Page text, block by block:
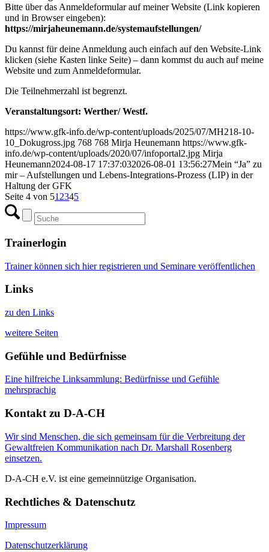
Bitte über das Anmeldeformular auf meiner Website (Link kopieren
und in Browser eingeben):
https://mirjaheunemann.de/systemaufstellungen/
Du kannst für deine Anmeldung auch einfach auf den Website-Link
klicken (siehe Kasten linke Seite) – dann kommst du auch auf meine
Website und zum Anmeldeformular.
Die Teilnehmerzahl ist begrenzt.
Veranstaltungsort: Werther/ Westf.
https://www.gfk-info.de/wp-content/uploads/2025/07/MH218-10-
10_Dokugross.jpg 768 768 Mirja Heunemann https://www.gfk-
info.de/wp-content/uploads/2020/07/infoportal2.jpg Mirja
Heunemann2024-08-17 17:37:032026-08-01 13:56:27Mein “Ja” zu
mir – Aufstellungen und Lebens-Integrations-Prozess (LIP) in der
Haltung der GFK
Seite 4 von 51 2345
Trainerlogin
Trainer können sich hier registrieren und Seminare veröffentlichen
Links
zu den Links
weitere Seiten
Gefühle und Bedürfnisse
Eine hilfreiche Linksammlung: Bedürfnisse und Gefühle
mehrsprachig
Kontakt zu D-A-CH
Wir sind Menschen, die sich gemeinsam für die Verbreitung der
Gewaltfreien Kommunikation nach Dr. Marshall Rosenberg
einsetzen.
D-A-CH e.V. ist eine gemeinnützige Organisation.
Rechtliches & Datenschutz
Impressum
Datenschutzerklärung